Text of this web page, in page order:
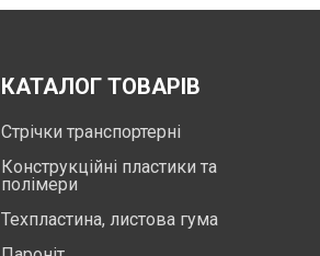
КАТАЛОГ ТОВАРІВ
Стрічки транспортерні
Конструкційні пластики та
полімери
Техпластина, листова гума